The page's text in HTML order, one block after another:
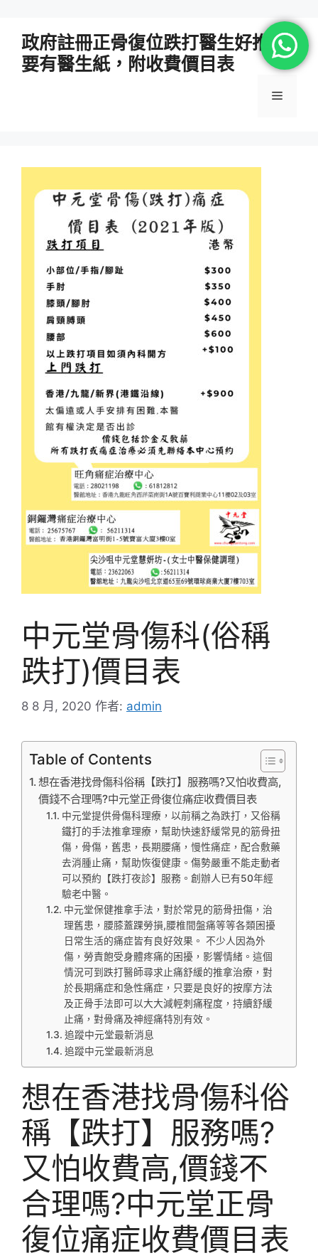
政府註冊正骨復位跌打醫生好推介
要有醫生紙，附收費價目表
選
中元堂骨傷科(俗稱
跌打)價目表
8 8 月, 2020 作者: admin
Table of Contents
想在香港找骨傷科俗稱【跌打】服務嗎?又怕收費高,
價錢不合理嗎?中元堂正骨復位痛症收費價目表
中元堂提供骨傷科理療，以前稱之為跌打，又俗稱
鐵打的手法推拿理療，幫助快速舒緩常見的筋骨扭
傷，骨傷，舊患，長期腰痛，慢性痛症，配合敷藥
去消腫止痛，幫助恢復健康。傷勢嚴重不能走動者
可以預約【跌打夜診】服務。創辦人已有50年經
驗老中醫。
中元堂保健推拿手法，對於常見的筋骨扭傷，治
理舊患，腰膝蓋踝勞損,腰椎間盤痛等等各類困擾
日常生活的痛症皆有良好效果。 不少人因為外
傷，勞責飽受身體疼痛的困擾，影響情緒。這個
情況可到跌打醫師尋求止痛舒緩的推拿治療，對
於長期痛症和急性痛症，只要是良好的按摩方法
及正骨手法即可以大大減輕刺痛程度，持續舒緩
止痛，對骨痛及神經痛特別有效。
追蹤中元堂最新消息
追蹤中元堂最新消息
想在香港找骨傷科俗
稱【跌打】服務嗎?
又怕收費高,價錢不
合理嗎?中元堂正骨
復位痛症收費價目表